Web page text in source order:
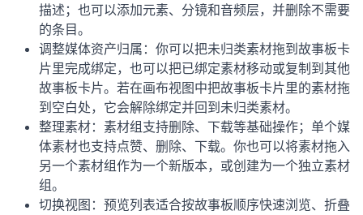
描述；也可以添加元素、分镜和音频层，并删除不需要
的条目。
调整媒体资产归属：你可以把未归类素材拖到故事板卡
片里完成绑定，也可以把已绑定素材移动或复制到其他
故事板卡片。若在画布视图中把故事板卡片里的素材拖
到空白处，它会解除绑定并回到未归类素材。
整理素材：素材组支持删除、下载等基础操作；单个媒
体素材也支持点赞、删除、下载。你也可以将素材拖入
另一个素材组作为一个新版本，或创建为一个独立素材
组。
切换视图：预览列表适合按故事板顺序快速浏览、折叠